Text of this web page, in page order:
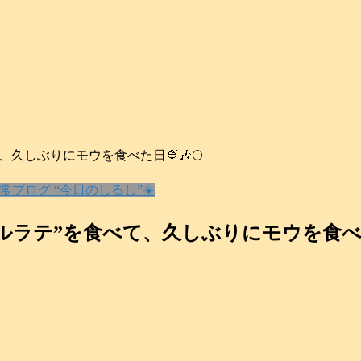
久しぶりにモウを食べた日🍨🎶🌕️
ブログ “今日のしるし”☀️
テ”を食べて、久しぶりにモウを食